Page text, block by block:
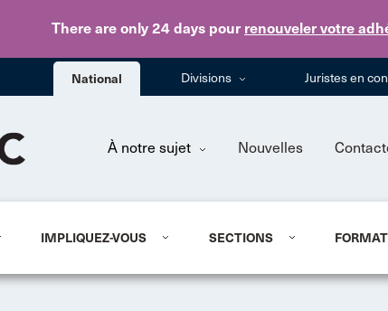
There are only 24 days pour renouveler votre
National Divisions Juristes en
À notre sujet Nouvelles
IMPLIQUEZ-VOUS SECTIONS